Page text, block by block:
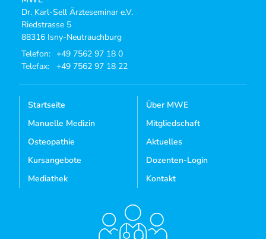
Dr. Karl-Sell Ärzteseminar e.V.
Riedstrasse 5
88316 Isny-Neutrauchburg
Telefon: +49 7562 97 18 0
Telefax:
+49 7562 97 18 22
Startseite
Manuelle Medizin
Osteopathie
Kursangebote
Mediathek
Über MWE
Mitgliedschaft
Aktuelles
Dozenten-Login
Kontakt